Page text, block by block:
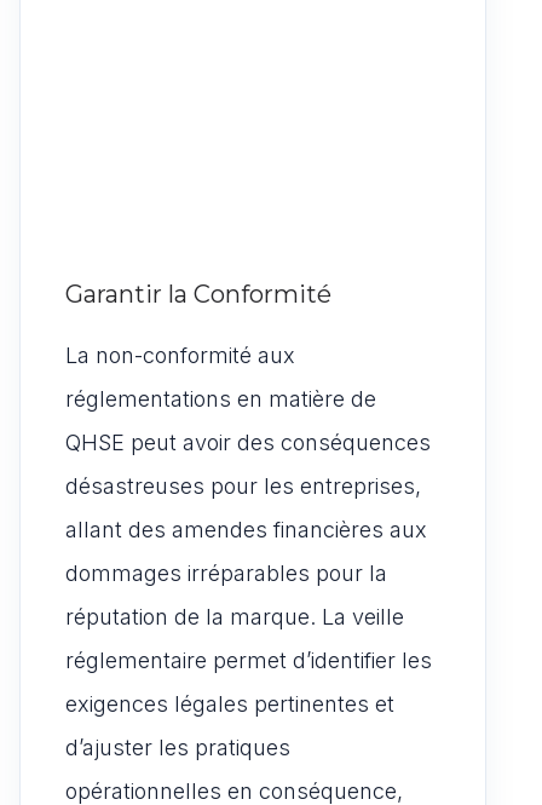
Garantir la Conformité
La non-conformité aux
réglementations en matière de
QHSE peut avoir des conséquences
désastreuses pour les entreprises,
allant des amendes financières aux
dommages irréparables pour la
réputation de la marque. La veille
réglementaire permet d’identifier les
exigences légales pertinentes et
d’ajuster les pratiques
opérationnelles en conséquence,